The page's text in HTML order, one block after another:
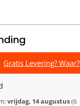
Gratis Levering? Waar?
vrijdag, 14 augustus(6